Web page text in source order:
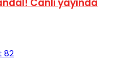
Canlı yayında
82